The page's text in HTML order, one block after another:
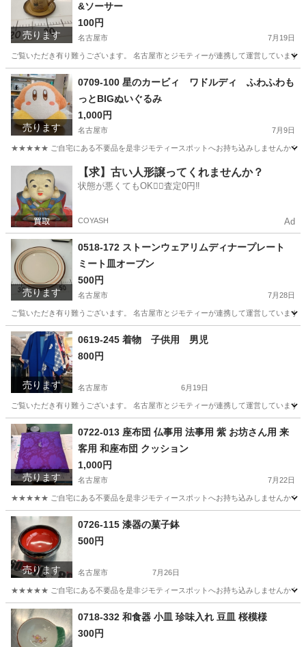
売ります
&ソーサー
100円
名古屋市 7月19日
ご覧いただき有り難うございます。 名古屋市とジモティーが連携して運営してい
愛知 名古屋市 リユース
売ります
0709-100 星のカービィ ワドルディ ふわふわも
っとBIGぬいぐるみ
1,000円
名古屋市 7月9日
★★★★★ ご自宅にある不要品を是非ジモティースポットへお持ち込みしませんか？
名古屋市 おもちゃ 星のカービィ
【求】古い人形譲ってくれませんか？
状態が悪くてもOK🙆‍♀️査定0円‼️
COYASH Ad
売ります
0518-172 ストーンウェアリムディナープレート
ミート皿オーブン
500円
名古屋市 7月28日
ご覧いただき有り難うございます。 名古屋市とジモティーが連携して運営してい
愛知 名古屋市 生活雑貨 リユース
売ります
0619-245 着物 子供用 男児
800円
名古屋市 6月19日
ご覧いただき有り難うございます。 名古屋市とジモティーが連携して運営してい
愛知 名古屋市 リユース
売ります
0722-013 座布団 仏事用 法事用 紫 お坊さん用 来
客用 和座布団 クッション
1,000円
名古屋市 7月22日
★★★★★ ご自宅にある不要品を是非ジモティースポットへお持ち込みしませんか？
愛知 名古屋市 ファブリック、カバー
売ります
0726-115 漆器の菓子鉢
500円
名古屋市 7月26日
★★★★★ ご自宅にある不要品を是非ジモティースポットへお持ち込みしませんか？
愛知 名古屋市 漆器
0718-332 和食器 小皿 珍味入れ 豆皿 桜模様
300円